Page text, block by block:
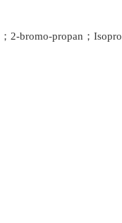
2-bromo-propan；